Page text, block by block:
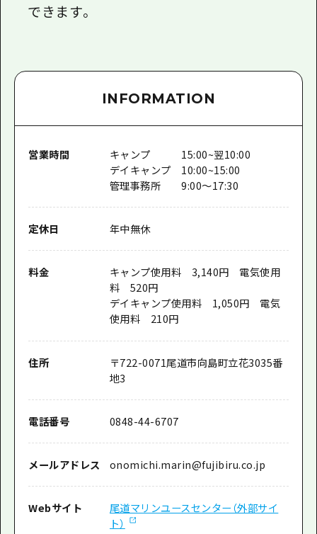
関連リンク
できます。
INFORMATION
営業時間
キャンプ 15:00~翌10:00
デイキャンプ 10:00~15:00
管理事務所 9:00〜17:30
定休日 年中無休
料金
キャンプ使用料 3,140円 電気使用
料 520円
デイキャンプ使用料 1,050円 電気
使用料 210円
住所 〒722-0071尾道市向島町立花3035番
地3
電話番号 0848-44-6707
メールアドレス onomichi.marin@fujibiru.co.jp
Webサイト
尾道マリンユースセンター（外部サイ
ト）